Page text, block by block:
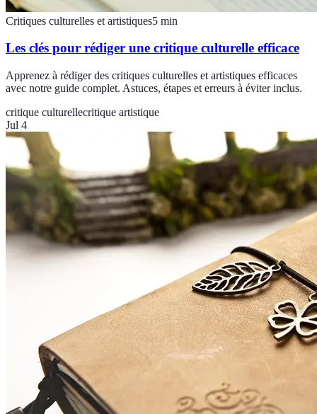
Critiques culturelles et artistiques5 min
Les clés pour rédiger une critique culturelle efficace
Apprenez à rédiger des critiques culturelles et artistiques efficaces
avec notre guide complet. Astuces, étapes et erreurs à éviter inclus.
critique culturellecritique artistique
Jul 4